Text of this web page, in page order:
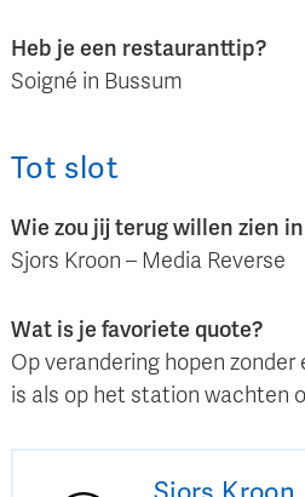
Heb je een restauranttip?
Soigné in Bussum
Tot slot
Wie zou jij terug willen zien
Sjors Kroon – Media Reverse
Wat is je favoriete quote?
Op verandering hopen
is als op het station wachten